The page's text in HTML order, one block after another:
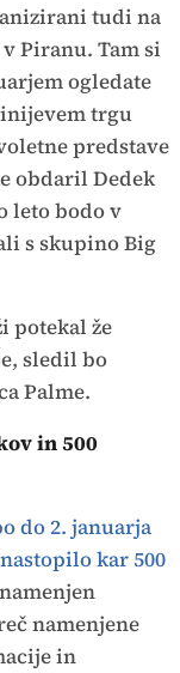
tudi na
Piranu. Tam si
ogledate
trgu
predstave
obdaril Dedek
leto bodo v
s skupino Big
potekal že
sledil bo
Palme.
in 500
do 2. januarja
kar 500
namenjene
in